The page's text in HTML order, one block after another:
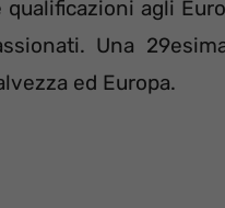
agli
Una
ed Europa.